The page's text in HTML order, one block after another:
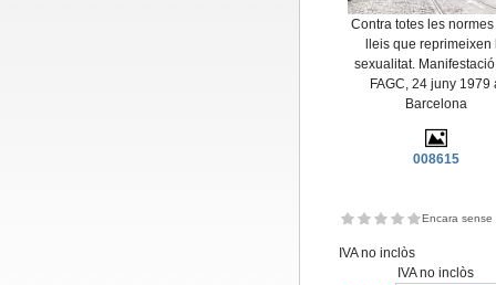
Contra totes les
lleis que reprimeixen
sexualitat.
FAGC, 24 juny 1979
Barcelona
008615
Encara sense
IVA no inclòs
IVA no inclòs